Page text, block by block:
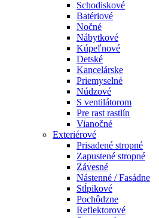
Schodiskové
Batériové
Nočné
Nábytkové
Kúpeľnové
Detské
Kancelárske
Priemyselné
Núdzové
S ventilátorom
Pre rast rastlín
Vianočné
Exteriérové
Prisadené stropné
Zapustené stropné
Závesné
Nástenné / Fasádne
Stĺpikové
Pochôdzne
Reflektorové